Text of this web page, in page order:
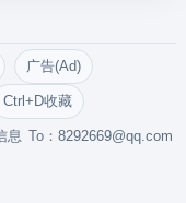
广告(Ad)
Ctrl+D收藏
To：8292669@qq.com
息